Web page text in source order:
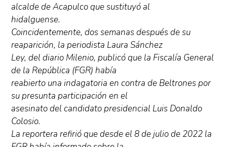
alcalde de Acapulco que sustituyó al
hidalguense.
Coincidentemente, dos semanas después de su
reaparición, la periodista Laura Sánchez
Ley, del diario Milenio, publicó que la Fiscalía General
de la República (FGR) había
reabierto una indagatoria en contra de Beltrones por
su presunta participación en el
asesinato del candidato presidencial Luis Donaldo
Colosio.
La reportera refirió que desde el 8 de julio de 2022 la